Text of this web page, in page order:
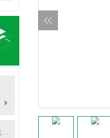
交直流电压表接线方法与现场安装实操教程